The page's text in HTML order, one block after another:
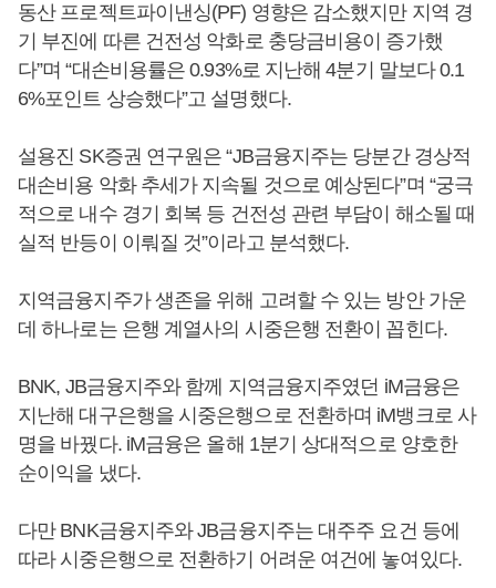
동산 프로젝트파이낸싱(PF) 영향은 감소했지만 지역 경
기 부진에 따른 건전성 악화로 충당금비용이 증가했
다”며 “대손비용률은 0.93%로 지난해 4분기 말보다 0.1
6%포인트 상승했다”고 설명했다.
설용진 SK증권 연구원은 “JB금융지주는 당분간 경상적
대손비용 악화 추세가 지속될 것으로 예상된다”며 “궁극
적으로 내수 경기 회복 등 건전성 관련 부담이 해소될 때
실적 반등이 이뤄질 것”이라고 분석했다.
지역금융지주가 생존을 위해 고려할 수 있는 방안 가운
데 하나로는 은행 계열사의 시중은행 전환이 꼽힌다.
BNK, JB금융지주와 함께 지역금융지주였던 iM금융은
지난해 대구은행을 시중은행으로 전환하며 iM뱅크로 사
명을 바꿨다. iM금융은 올해 1분기 상대적으로 양호한
순이익을 냈다.
다만 BNK금융지주와 JB금융지주는 대주주 요건 등에
따라 시중은행으로 전환하기 어려운 여건에 놓여있다.